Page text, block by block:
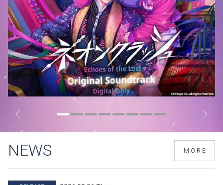
NEWS MORE